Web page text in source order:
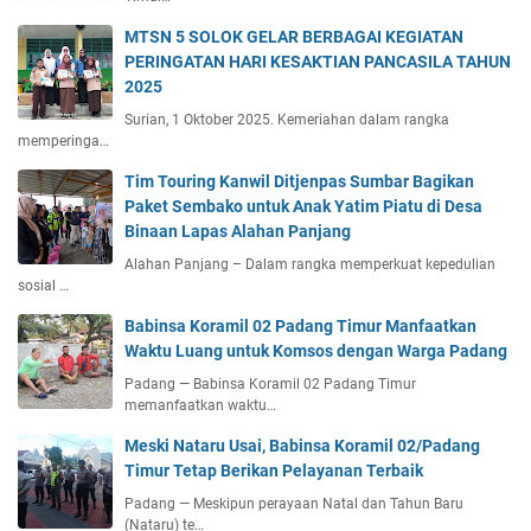
MTSN 5 SOLOK GELAR BERBAGAI KEGIATAN
PERINGATAN HARI KESAKTIAN PANCASILA TAHUN
2025
Surian, 1 Oktober 2025. Kemeriahan dalam rangka
memperinga…
Tim Touring Kanwil Ditjenpas Sumbar Bagikan
Paket Sembako untuk Anak Yatim Piatu di Desa
Binaan Lapas Alahan Panjang
Alahan Panjang – Dalam rangka memperkuat kepedulian
sosial …
Babinsa Koramil 02 Padang Timur Manfaatkan
Waktu Luang untuk Komsos dengan Warga Padang
Padang — Babinsa Koramil 02 Padang Timur
memanfaatkan waktu…
Meski Nataru Usai, Babinsa Koramil 02/Padang
Timur Tetap Berikan Pelayanan Terbaik
Padang — Meskipun perayaan Natal dan Tahun Baru
(Nataru) te…